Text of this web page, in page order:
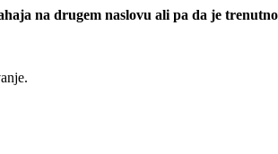
na drugem naslovu ali pa da je